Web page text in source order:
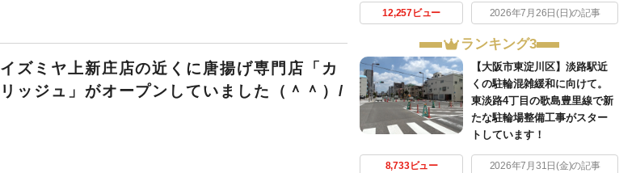
イズミヤ上新庄店の近くに唐揚げ専門店「カ
リッジュ」がオープンしていました（＾＾）/
12,257ビュー 2026年7月26日(日)の記事
ランキング3
【大阪市東淀川区】淡路駅近
くの駐輪混雑緩和に向けて。
東淡路4丁目の歌島豊里線で新
たな駐輪場整備工事がスター
トしています！
8,733ビュー 2026年7月31日(金)の記事